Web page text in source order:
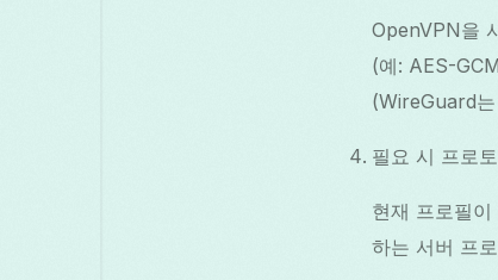
OpenVPN을
(예: AES-
(WireGuard
필요 시 프로
현재 프로필
하는 서버 프